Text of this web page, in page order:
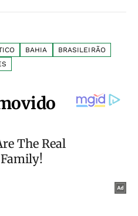
BAHIA
BRASILEIRÃO